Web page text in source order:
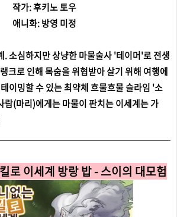
작가: 후키노 토우
애니화: 방영 미정
. 소심하지만 상냥한 마물술사 '테이머'로 전생
크로 인해 목숨을 위협받아 살기 위해 여행에
이밍할 수 있는 최약체 흐물흐물 슬라임 '소
람(마리)에게는 마물이 판치는 이세계는 가
로 이세계 방랑 밥 - 스이의 대모험